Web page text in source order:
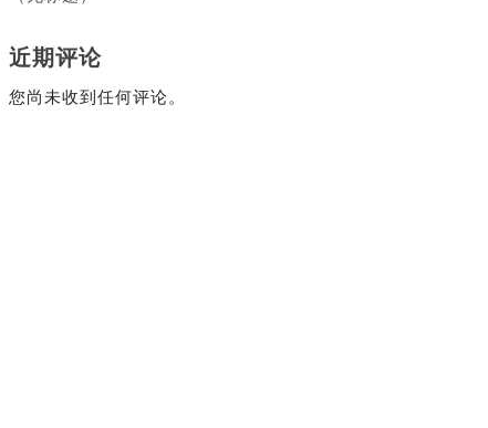
人需严格遵守国家和地方的相关法律法规，确保工程质量及安全。
具更换、绿化带修缮等。
。
近期评论
您尚未收到任何评论。